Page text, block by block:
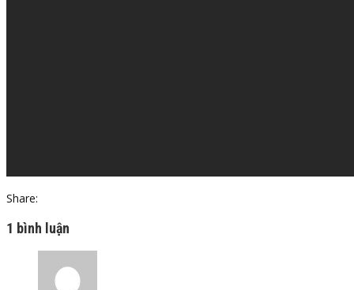
Share:
1 bình luận